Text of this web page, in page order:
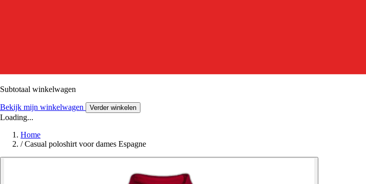
Subtotaal winkelwagen
Bekijk mijn winkelwagen Verder winkelen
Loading...
Home
/ Casual poloshirt voor dames Espagne